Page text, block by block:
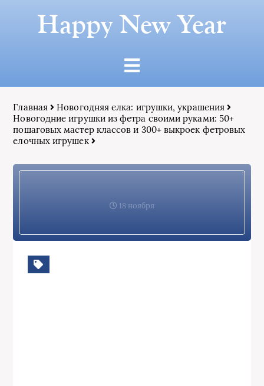
Happy New Year
Главная
Новогодняя елка: игрушки, украшения
Новогодние игрушки из фетра своими руками: 50+
пошаговых мастер классов и 300+ выкроек фетровых
елочных игрушек
18 ноября